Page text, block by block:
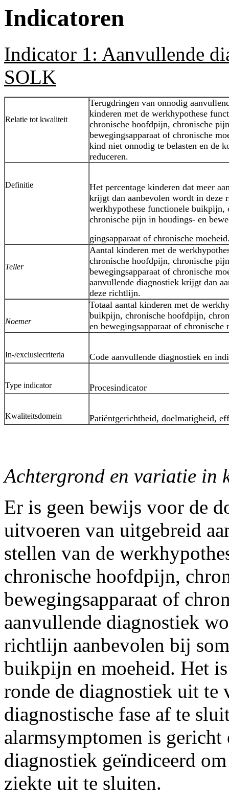
Indicatoren
Indicator 1: Aanvullende
SOLK
Relatie tot kwaliteit
Terugdringen van onnodig
kinderen met de werkhypothese
chronische hoofdpijn, chronische
bewegingsapparaat of chronische
kind niet onnodig te belasten en de
reduceren.
Definitie
Het percentage kinderen dat meer
krijgt dan aanbevolen wordt in deze
werkhypothese functionele buikpijn,
chronische pijn in houdings- en
gingsapparaat of chronische
Teller
Aantal kinderen met de
chronische hoofdpijn, chronische
bewegingsapparaat of chronische
aanvullende diagnostiek krijgt dan
deze richtlijn.
Noemer
Totaal aantal kinderen met de
buikpijn, chronische hoofdpijn,
en bewegingsapparaat of chronische
In-/exclusiecriteria Code aanvullende diagnostiek en
Type indicator Procesindicator
Kwaliteitsdomein Patiëntgerichtheid, doelmatigheid,
Achtergrond en variatie in
Er is geen bewijs voor de
uitvoeren van uitgebreid
stellen van de
chronische hoofdpijn,
bewegingsapparaat of
aanvullende diagnostiek
richtlijn aanbevolen bij
buikpijn en moeheid. Het
ronde de diagnostiek uit te
diagnostische fase af te
alarmsymptomen is
diagnostiek geïndiceerd
ziekte uit te sluiten.